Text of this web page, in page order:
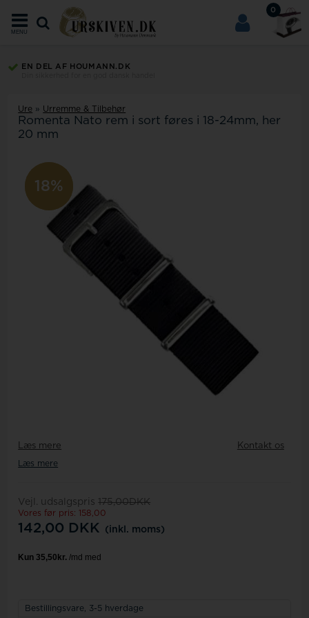
0
MENU
EN DEL AF HOUMANN.DK
Ure » Urremme & Tilbehør
Romenta Nato rem i sort føres i 18-24mm, her
20 mm
10%
18%
Læs mere Kontakt os
Læs mere
Vejl. udsalgspris 175,00DKK
Vores før pris: 158,00
142,00 DKK (inkl. moms)
Bestillingsvare, 3-5 hverdage